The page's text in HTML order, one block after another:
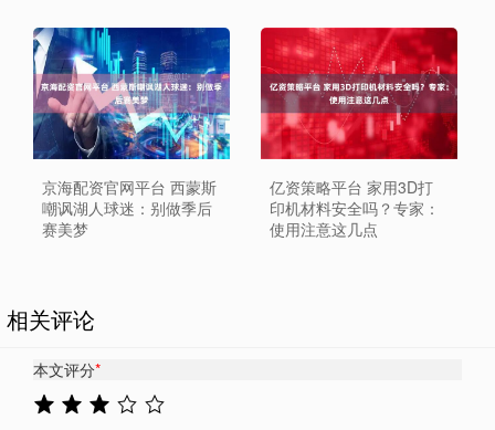
京海配资官网平台 西蒙斯
嘲讽湖人球迷：别做季后
赛美梦
亿资策略平台 家用3D打
印机材料安全吗？专家：
使用注意这几点
相关评论
本文评分*